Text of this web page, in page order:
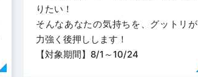
りたい！
そんなあなたの気持ちを、グットリが
力強く後押しします！
【対象期間】8/1～10/24